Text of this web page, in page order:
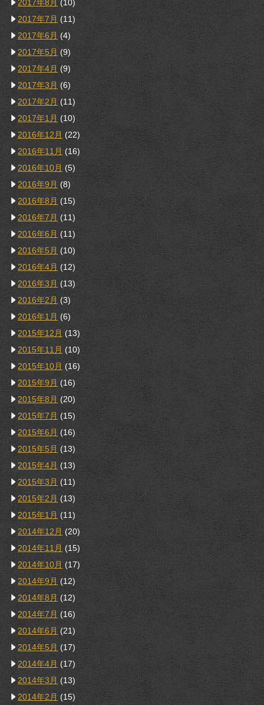
2017年8月 (10)
2017年7月 (11)
2017年6月 (4)
2017年5月 (9)
2017年4月 (9)
2017年3月 (6)
2017年2月 (11)
2017年1月 (10)
2016年12月 (22)
2016年11月 (16)
2016年10月 (5)
2016年9月 (8)
2016年8月 (15)
2016年7月 (11)
2016年6月 (11)
2016年5月 (10)
2016年4月 (12)
2016年3月 (13)
2016年2月 (3)
2016年1月 (6)
2015年12月 (13)
2015年11月 (10)
2015年10月 (16)
2015年9月 (16)
2015年8月 (20)
2015年7月 (15)
2015年6月 (16)
2015年5月 (13)
2015年4月 (13)
2015年3月 (11)
2015年2月 (13)
2015年1月 (11)
2014年12月 (20)
2014年11月 (15)
2014年10月 (17)
2014年9月 (12)
2014年8月 (12)
2014年7月 (16)
2014年6月 (21)
2014年5月 (17)
2014年4月 (17)
2014年3月 (13)
2014年2月 (15)